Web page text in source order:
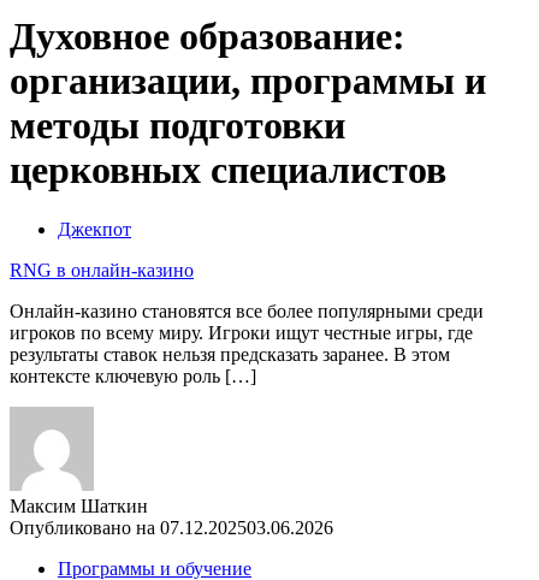
Духовное образование:
организации, программы и
методы подготовки
церковных специалистов
Джекпот
RNG в онлайн-казино
Онлайн-казино становятся все более популярными среди
игроков по всему миру. Игроки ищут честные игры, где
результаты ставок нельзя предсказать заранее. В этом
контексте ключевую роль […]
Максим Шаткин
Опубликовано на 07.12.202503.06.2026
Программы и обучение